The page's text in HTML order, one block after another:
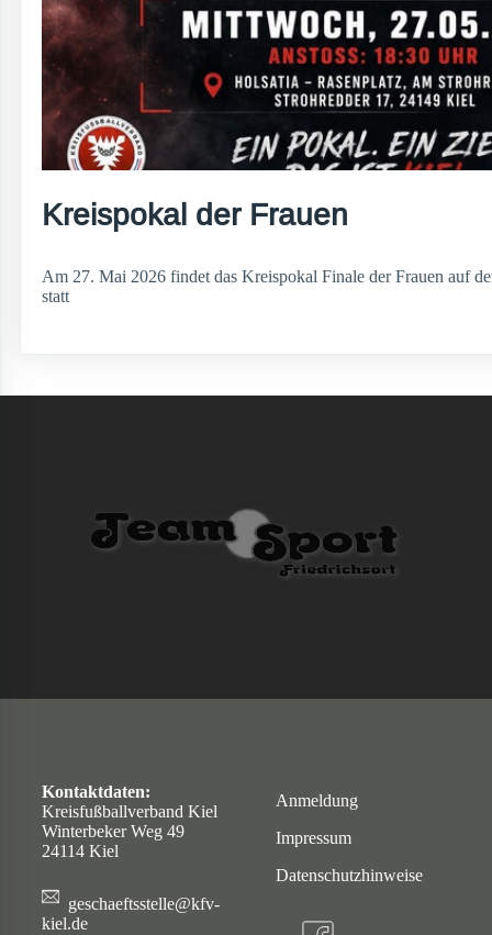
Kreispokal der Frauen
Am 27. Mai 2026 findet das Kreispokal Finale der Frauen auf
statt
Kontaktdaten:
Kreisfußballverband Kiel
Winterbeker Weg 49
24114 Kiel
geschaeftsstelle@kfv-
kiel.de
Anmeldung
Impressum
Datenschutzhinweise